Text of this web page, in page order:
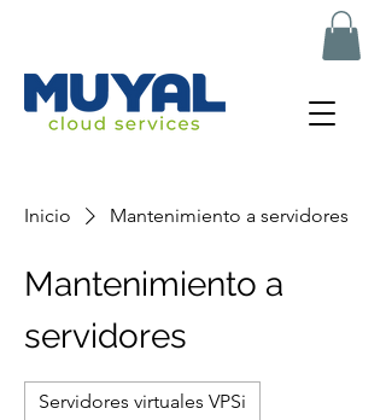
Inicio Mantenimiento a servidores
Mantenimiento a
servidores
Servidores virtuales VPSi